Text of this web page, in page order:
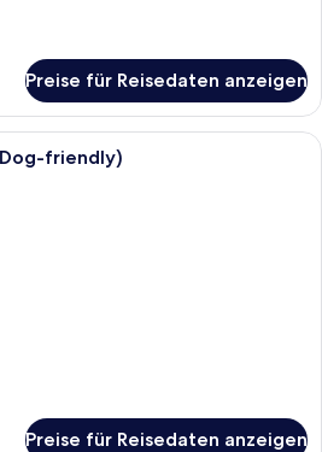
Preise für Reisedaten anzeigen
Ein modernes Schlafzimmer mit
friendly)
Preise für Reisedaten anzeigen